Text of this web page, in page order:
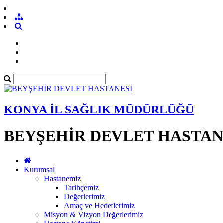
KONYA İL SAĞLIK MÜDÜRLÜĞÜ
BEYŞEHİR DEVLET
Kurumsal
Hastanemiz
Tarihçemiz
Değerlerimiz
Amaç ve Hedeflerimiz
Misyon & Vizyon Değerlerimiz